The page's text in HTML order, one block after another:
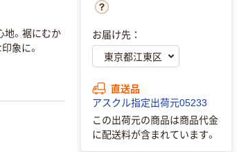
地。裾にむか
象に。
お届け先：
直送品
アスクル指定出荷元05233
この出荷元の商品は商品代金
に配送料が含まれています。